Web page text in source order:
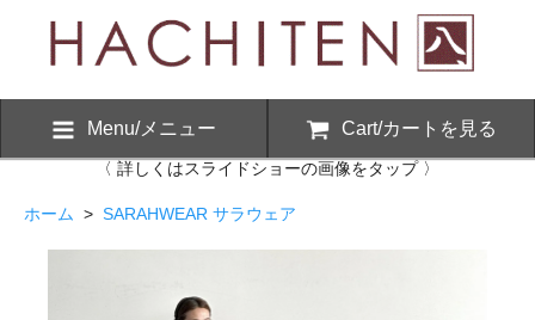
Menu/メニュー Cart/カートを見る
〈 詳しくはスライドショーの画像をタップ 〉
ホーム > SARAHWEAR サラウェア